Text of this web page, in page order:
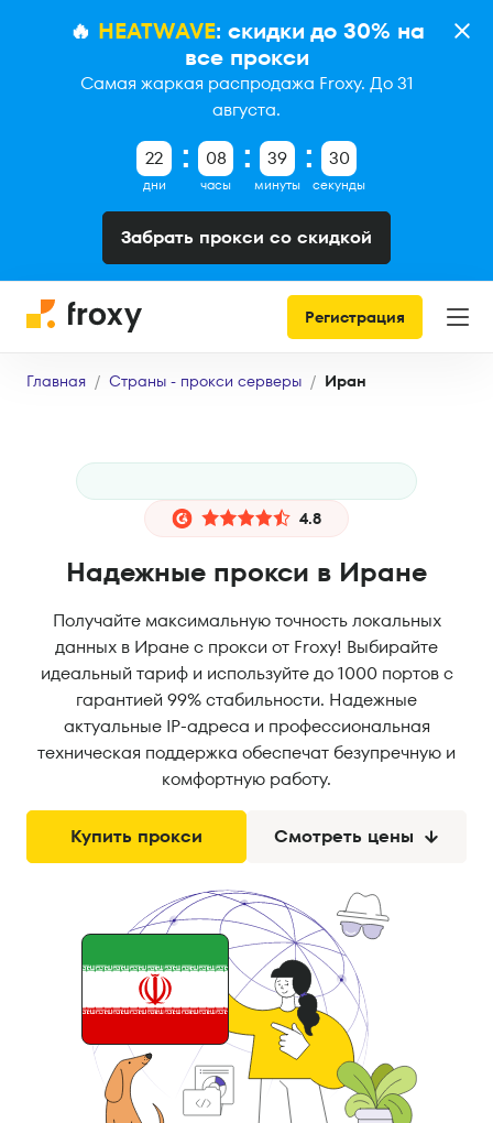
🔥 HEATWAVE: скидки до 30% на
все прокси
Самая жаркая распродажа Froxy. До 31
августа.
22
дни
08
часы
39
минуты
29
секунды
Забрать прокси со скидкой
Регистрация
Главная Страны - прокси серверы Иран
4.8
Надежные прокси в Иране
Получайте максимальную точность локальных
данных в Иране с прокси от Froxy! Выбирайте
идеальный тариф и используйте до 1000 портов с
гарантией 99% стабильности. Надежные
актуальные IP-адреса и профессиональная
техническая поддержка обеспечат безупречную и
комфортную работу.
Купить прокси Смотреть цены